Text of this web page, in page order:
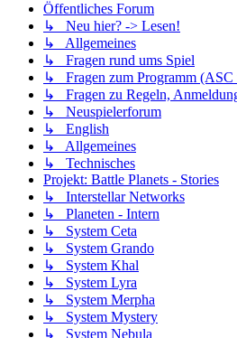
Öffentliches Forum
↳ Neu hier? -> Lesen!
↳ Allgemeines
↳ Fragen rund ums Spiel
↳ Fragen zum Programm (ASC
↳ Fragen zu Regeln,
↳ Neuspielerforum
↳ English
↳ Allgemeines
↳ Technisches
Projekt: Battle Planets - Stories
↳ Interstellar Networks
↳ Planeten - Intern
↳ System Ceta
↳ System Grando
↳ System Khal
↳ System Lyra
↳ System Merpha
↳ System Mystery
↳ System Nebula